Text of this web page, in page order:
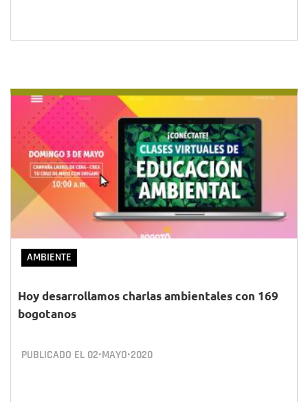
AMBIENTE
Hoy desarrollamos charlas ambientales con 169
bogotanos
PUBLICADO EL 02•MAYO•2020